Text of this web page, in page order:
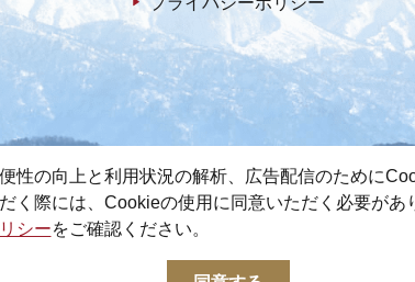
© 2022-2026 加賀市観光情報センター All Rights
性の向上と利用状況の解析、広告配信のために
く際には、Cookieの使用に同意いただく必要があ
シーをご確認ください。